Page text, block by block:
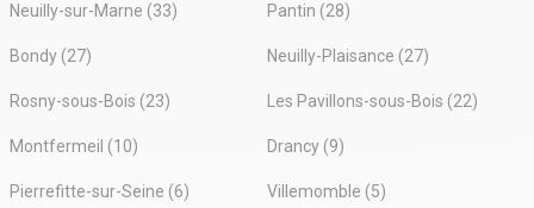
Neuilly-sur-Marne (33) Pantin (28)
Bondy (27) Neuilly-Plaisance (27)
Rosny-sous-Bois (23) Les Pavillons-sous-Bois (22)
Montfermeil (10) Drancy (9)
Pierrefitte-sur-Seine (6) Villemomble (5)